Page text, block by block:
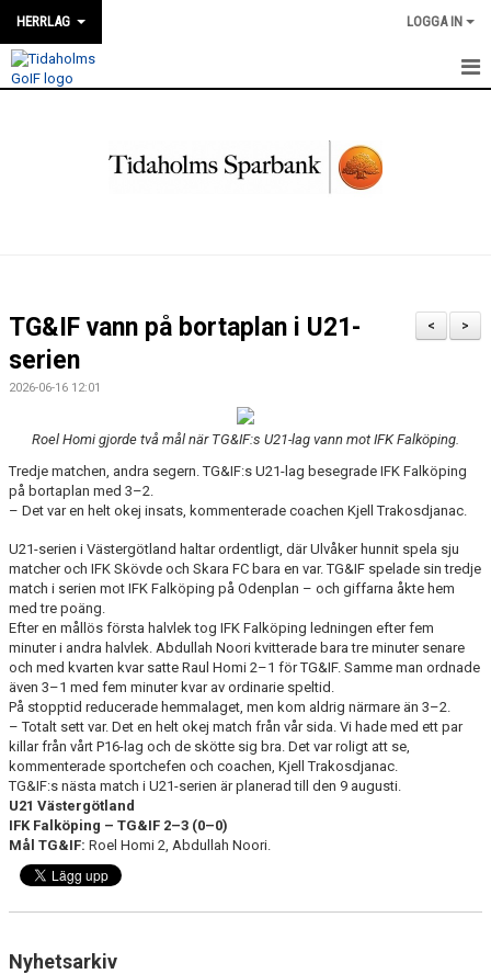
HERRLAG LOGGA IN
MATCHER
>
<
TG&IF vann på bortaplan i U21-
serien
2026-06-16 12:01
Roel Homi gjorde två mål när TG&IF:s U21-lag vann mot IFK Falköping.
Tredje matchen, andra segern. TG&IF:s U21-lag besegrade IFK Falköping
på bortaplan med 3–2.
– Det var en helt okej insats, kommenterade coachen Kjell Trakosdjanac.
U21-serien i Västergötland haltar ordentligt, där Ulvåker hunnit spela sju
matcher och IFK Skövde och Skara FC bara en var. TG&IF spelade sin tredje
match i serien mot IFK Falköping på Odenplan – och giffarna åkte hem
med tre poäng.
Efter en mållös första halvlek tog IFK Falköping ledningen efter fem
minuter i andra halvlek. Abdullah Noori kvitterade bara tre minuter senare
och med kvarten kvar satte Raul Homi 2–1 för TG&IF. Samme man ordnade
även 3–1 med fem minuter kvar av ordinarie speltid.
På stopptid reducerade hemmalaget, men kom aldrig närmare än 3–2.
– Totalt sett var. Det en helt okej match från vår sida. Vi hade med ett par
killar från vårt P16-lag och de skötte sig bra. Det var roligt att se,
kommenterade sportchefen och coachen, Kjell Trakosdjanac.
TG&IF:s nästa match i U21-serien är planerad till den 9 augusti.
U21 Västergötland
IFK Falköping – TG&IF 2–3 (0–0)
Mål TG&IF: Roel Homi 2, Abdullah Noori.
Nyhetsarkiv